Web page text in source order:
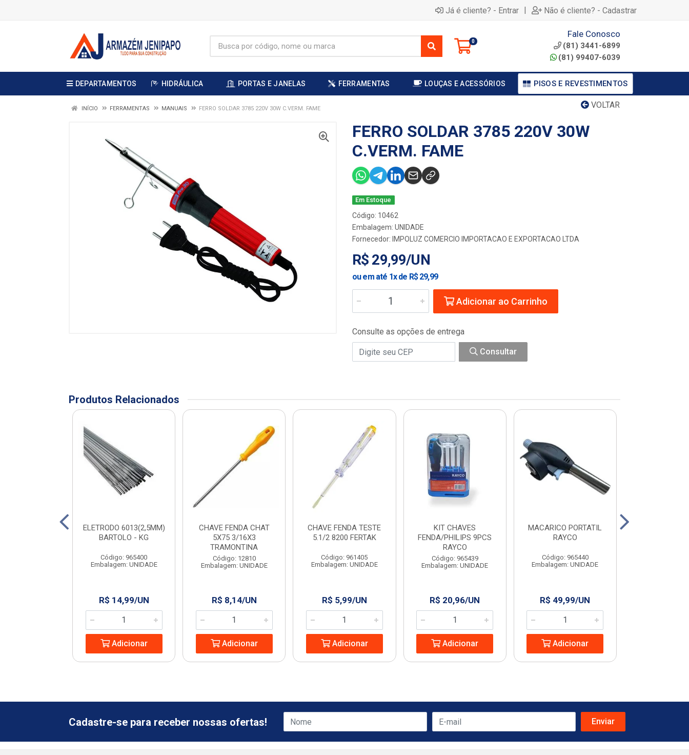
Já é cliente? - Entrar | Não é cliente? - Cadastrar
0
Fale Conosco
(81) 3441-6899
(81) 99407-6039
DEPARTAMENTOS HIDRÁULICA PORTAS E JANELAS FERRAMENTAS LOUÇAS E ACESSÓRIOS PISOS E REVESTIMENTOS
VOLTAR
INÍCIO FERRAMENTAS MANUAIS FERRO SOLDAR 3785 220V 30W C.VERM. FAME
FERRO SOLDAR 3785 220V 30W
C.VERM. FAME
Em Estoque
Código: 10462
Embalagem: UNIDADE
Fornecedor: IMPOLUZ COMERCIO IMPORTACAO E EXPORTACAO LTDA
R$ 29,99/UN
ou em até 1x de R$ 29,99
Adicionar ao Carrinho
Consulte as opções de entrega
Consultar
Produtos Relacionados
ELETRODO 6013(2,5MM)
BARTOLO - KG
Código: 965400
Embalagem: UNIDADE
R$ 14,99/UN
Adicionar
CHAVE FENDA CHAT
5X75 3/16X3
TRAMONTINA
Código: 12810
Embalagem: UNIDADE
R$ 8,14/UN
Adicionar
CHAVE FENDA TESTE
5.1/2 8200 FERTAK
Código: 961405
Embalagem: UNIDADE
R$ 5,99/UN
Adicionar
KIT CHAVES
FENDA/PHILIPS 9PCS
RAYCO
Código: 965439
Embalagem: UNIDADE
R$ 20,96/UN
Adicionar
MACARICO PORTATIL
RAYCO
Código: 965440
Embalagem: UNIDADE
R$ 49,99/UN
Adicionar
Cadastre-se para receber nossas ofertas!